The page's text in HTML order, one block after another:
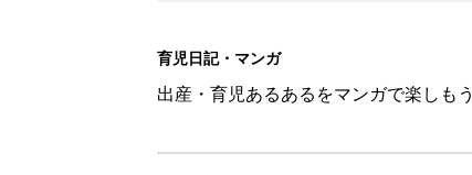
育児日記・マンガ
出産・育児あるあるをマンガで楽しもう